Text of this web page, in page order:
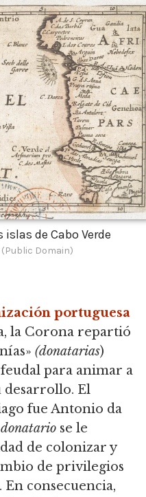
de Cabo Verde
Domain)
portuguesa
la Corona repartió
(donatarias)
para animar a
desarrollo. El
fue Antonio da
donatario se le
de colonizar y
de privilegios
consecuencia,